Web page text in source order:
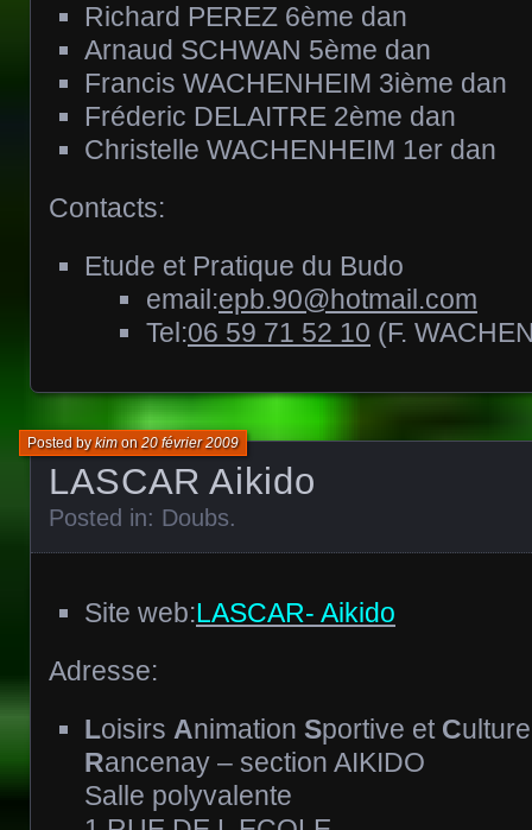
Richard PEREZ 6ème dan
Arnaud SCHWAN 5ème dan
Francis WACHENHEIM 3ième dan
Fréderic DELAITRE 2ème dan
Christelle WACHENHEIM 1er dan
Contacts:
Etude et Pratique du Budo
email:epb.90@hotmail.com
Tel:06 59 71 52 10 (F.
LASCAR Aikido
Posted bykimon20 février 2009
Posted in: Doubs.
Site web:LASCAR- Aikido
Adresse:
Loisirs Animation Sportive et C
Rancenay – section AIKIDO
Salle polyvalente